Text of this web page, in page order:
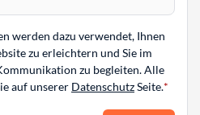
werden dazu verwendet, Ihnen
zu erleichtern und Sie im
zu begleiten. Alle
auf unserer DatenschutzSeite.